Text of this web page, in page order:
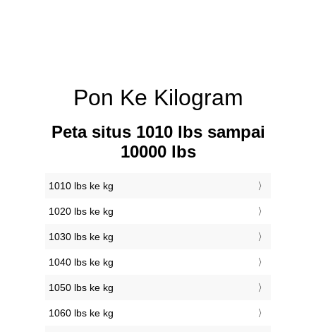
Pon Ke Kilogram
Peta situs 1010 lbs sampai
10000 lbs
1010 lbs ke kg
1020 lbs ke kg
1030 lbs ke kg
1040 lbs ke kg
1050 lbs ke kg
1060 lbs ke kg